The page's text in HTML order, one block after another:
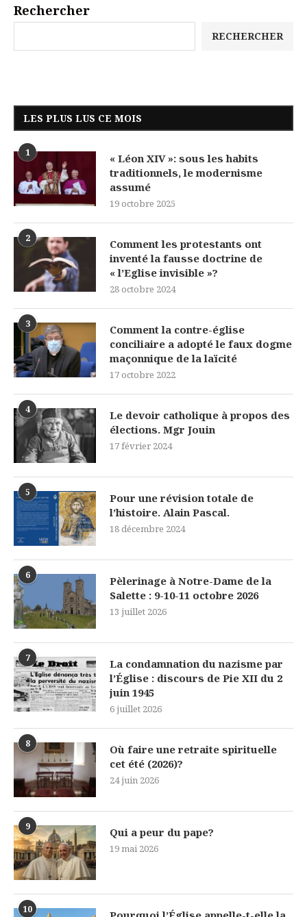
Rechercher
RECHERCHER
LES PLUS LUS CE MOIS
1
« Léon XIV »: sous les habits
traditionnels, le modernisme
assumé
19 octobre 2025
2
Comment les protestants ont
inventé la fausse doctrine de
« l’Eglise invisible »?
28 octobre 2024
3
Comment la contre-église
conciliaire a adopté le faux dogme
maçonnique de la laïcité
17 octobre 2022
4
Le devoir catholique à propos des
élections. Mgr Jouin
17 février 2024
5
Pour une révision totale de
l’histoire. Alain Pascal.
18 décembre 2024
6
Pèlerinage à Notre-Dame de la
Salette : 9-10-11 octobre 2026
13 juillet 2026
7
La condamnation du nazisme par
l’Église : discours de Pie XII du 2
juin 1945
6 juillet 2026
8
Où faire une retraite spirituelle
cet été (2026)?
24 juin 2026
9 Qui a peur du pape?
19 mai 2026
10